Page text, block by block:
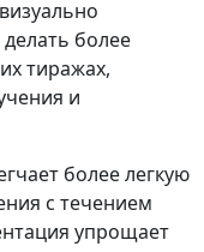
более
тиражах,
и
более легкую
с течением
упрощает